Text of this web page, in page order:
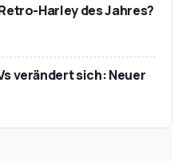
Harley des Jahres?
verändert sich: Neuer